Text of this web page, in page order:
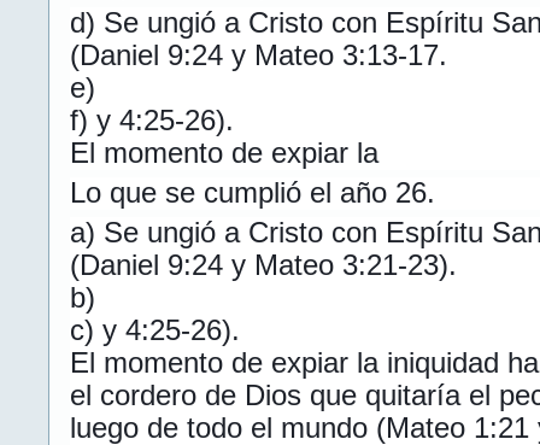
d) Se ungió a Cristo con Espíritu
(Daniel 9:24 y Mateo 3:13-17.
e)
f) y 4:25-26).
El momento de expiar la
Lo que se cumplió el año 26.
a) Se ungió a Cristo con Espíritu
(Daniel 9:24 y Mateo 3:21-23).
b)
c) y 4:25-26).
El momento de expiar la iniquidad
el cordero de Dios que quitaría el
luego de todo el mundo (Mateo 1:21